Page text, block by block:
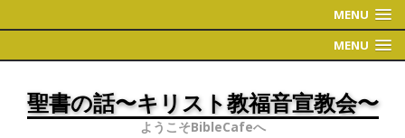
MENU
MENU
聖書の話〜キリスト教福音宣教会〜
ようこそBibleCafeへ